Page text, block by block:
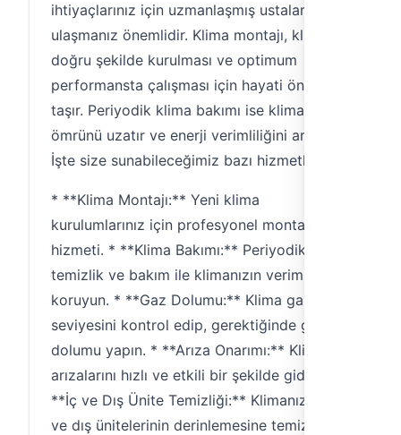
ihtiyaçlarınız için uzmanlaşmış ustalara
ulaşmanız önemlidir. Klima montajı, klimanın
doğru şekilde kurulması ve optimum
performansta çalışması için hayati önem
taşır. Periyodik klima bakımı ise klimanızın
ömrünü uzatır ve enerji verimliliğini artırır.
İşte size sunabileceğimiz bazı hizmetler:
* **Klima Montajı:** Yeni klima
kurulumlarınız için profesyonel montaj
hizmeti. * **Klima Bakımı:** Periyodik
temizlik ve bakım ile klimanızın verimliliğini
koruyun. * **Gaz Dolumu:** Klima gazı
seviyesini kontrol edip, gerektiğinde gaz
dolumu yapın. * **Arıza Onarımı:** Klima
arızalarını hızlı ve etkili bir şekilde giderin. *
**İç ve Dış Ünite Temizliği:** Klimanızın iç
ve dış ünitelerinin derinlemesine temizliği. *